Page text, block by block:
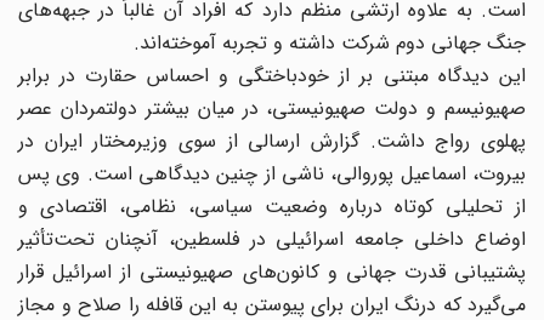
است. به علاوه ارتشی منظم دارد که افراد آن غالباً در جبهه‌های
جنگ جهانی دوم شرکت داشته و تجربه آموخته‌اند.
این دیدگاه مبتنی بر از خودباختگی و احساس حقارت در برابر
صهیونیسم و دولت صهیونیستی، در میان بیشتر دولتمردان عصر
پهلوی رواج داشت. گزارش ارسالی از سوی وزیرمختار ایران در
بیروت، اسماعیل پوروالی، ناشی از چنین دیدگاهی است. وی پس
از تحلیلی کوتاه درباره وضعیت سیاسی، نظامی، اقتصادی و
اوضاع داخلی جامعه اسرائیلی در فلسطین، آنچنان تحت‌تأثیر
پشتیبانی قدرت جهانی و کانون‌های صهیونیستی از اسرائیل قرار
می‌گیرد که درنگ ایران برای پیوستن به این قافله را صلاح و مجاز